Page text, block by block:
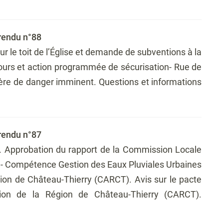
n°88
le toit de l’Église et demande de subventions à la
et action programmée de sécurisation- Rue de
de danger imminent. Questions et informations
n°87
du rapport de la Commission Locale
Compétence Gestion des Eaux Pluviales Urbaines
de Château-Thierry (CARCT). Avis sur le pacte
de la Région de Château-Thierry (CARCT).